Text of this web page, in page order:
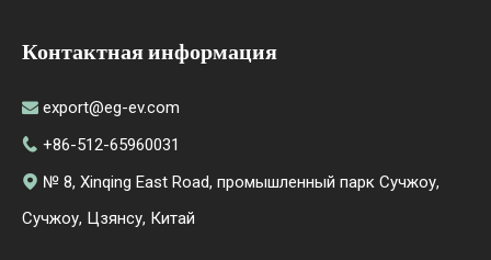
Контактная информация
 export@eg-ev.com
 +86-512-65960031
 № 8, Xinqing East Road, промышленный парк Сучжоу,
Сучжоу, Цзянсу, Китай